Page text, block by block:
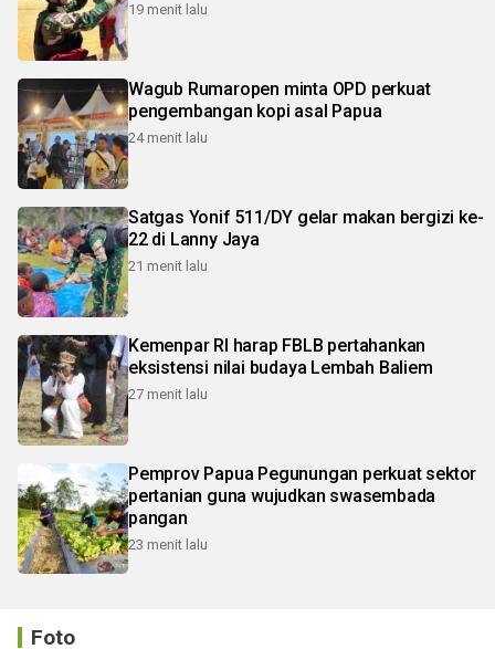
19 menit lalu
Wagub Rumaropen minta OPD perkuat
pengembangan kopi asal Papua
24 menit lalu
Satgas Yonif 511/DY gelar makan bergizi ke-
22 di Lanny Jaya
21 menit lalu
Kemenpar RI harap FBLB pertahankan
eksistensi nilai budaya Lembah Baliem
27 menit lalu
Pemprov Papua Pegunungan perkuat sektor
pertanian guna wujudkan swasembada
pangan
23 menit lalu
Foto